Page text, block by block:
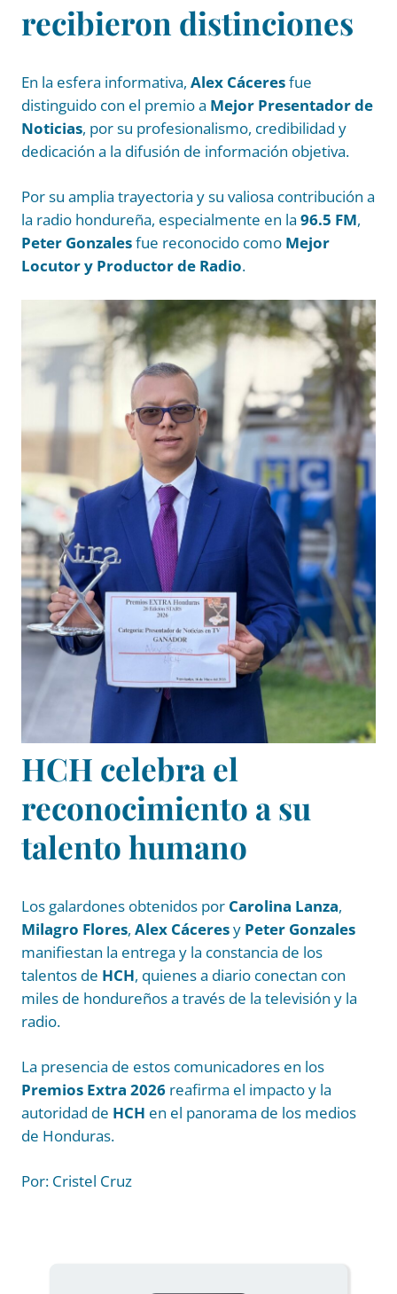
recibieron distinciones
En la esfera informativa, Alex Cáceresfue
distinguido con el premio a Mejor Presentador de
Noticias, por su profesionalismo, credibilidad y
dedicación a la difusión de información objetiva.
Por su amplia trayectoria y su valiosa contribución a
la radio hondureña, especialmente en la 96.5 FM,
Peter Gonzalesfue reconocido como Mejor
Locutor y Productor de Radio.
HCH celebra el
reconocimiento a su
talento humano
Los galardones obtenidos por Carolina Lanza,
Milagro Flores, Alex Cáceresy Peter Gonzales
manifiestan la entrega y la constancia de los
talentos de HCH, quienes a diario conectan con
miles de hondureños a través de la televisión y la
radio.
La presencia de estos comunicadores en los
Premios Extra 2026 reafirma el impacto y la
autoridad de HCH en el panorama de los medios
de Honduras.
Por: Cristel Cruz